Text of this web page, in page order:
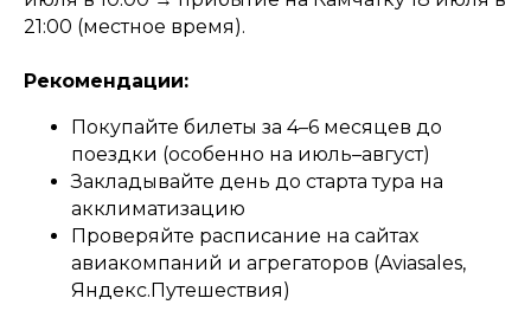
21:00 (местное время).
Рекомендации:
Покупайте билеты за 4–6 месяцев до
поездки (особенно на июль–август)
Закладывайте день до старта тура на
акклиматизацию
Проверяйте расписание на сайтах
авиакомпаний и агрегаторов (Aviasales,
Яндекс.Путешествия)